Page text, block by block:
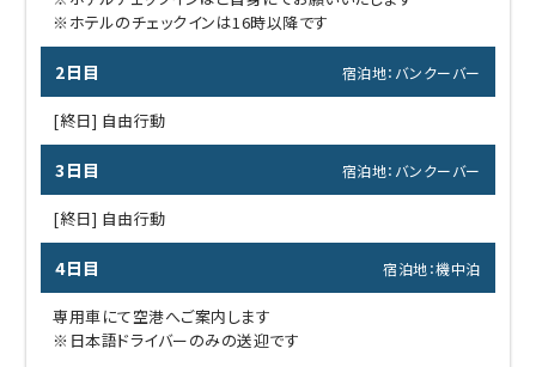
※ホテルのチェックインは16時以降です
2日目 宿泊地：バンクーバー
[終日] 自由行動
3日目 宿泊地：バンクーバー
[終日] 自由行動
4日目 宿泊地：機中泊
専用車にて空港へご案内します
※日本語ドライバーのみの送迎です